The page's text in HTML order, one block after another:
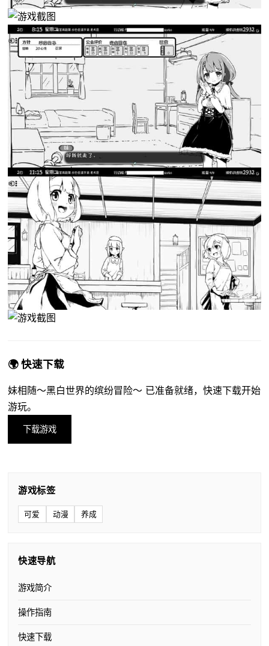
🌍 快速下载
妹相随～黑白世界的缤纷冒险～ 已准备就绪，快速下载开始
游玩。
下载游戏
游戏标签
可爱 动漫 养成
快速导航
游戏简介
操作指南
快速下载